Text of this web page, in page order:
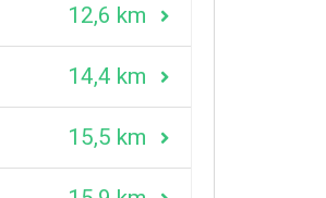
12,6 km
14,4 km
15,5 km